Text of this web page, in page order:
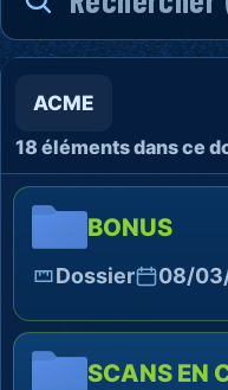
ACME
18 éléments dans ce
BONUS
Dossier 08/
SCANS EN